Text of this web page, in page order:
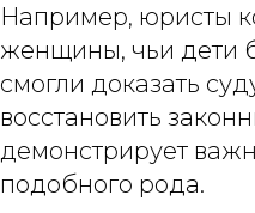
Например, юристы
женщины, чьи дети
смогли доказать
восстановить
демонстрирует
подобного рода.